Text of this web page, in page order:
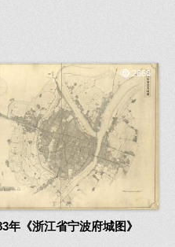
2666
年《浙江省宁波府城图》